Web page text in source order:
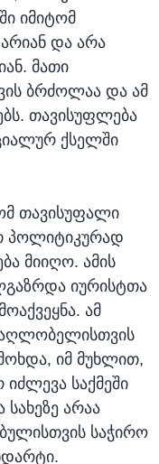
იმიტომ
და არა
მათი
ბრძოლაა და ამ
თავისუფლება
ქსელში
თავისუფალი
პოლიტიკურად
მიიღო. ამის
იურისტთა
ამ
იმ მუხლით,
საქმეში
არაა
საჭირო